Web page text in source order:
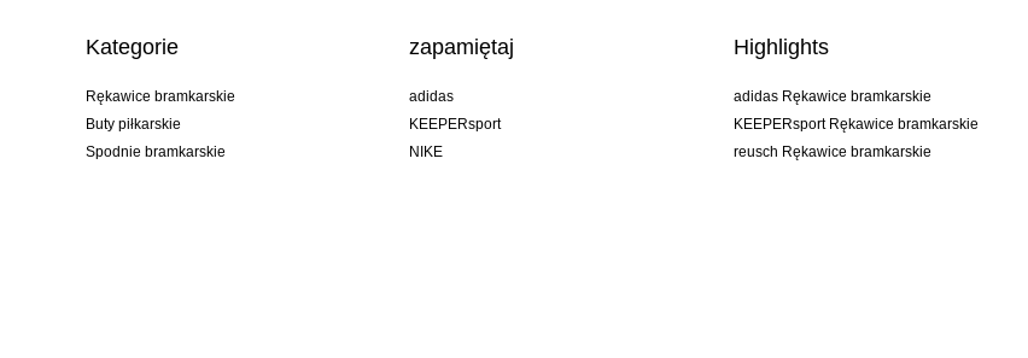
Kategorie
Rękawice bramkarskie
Buty piłkarskie
Spodnie bramkarskie
zapamiętaj
adidas
KEEPERsport
NIKE
Highlights
adidas Rękawice bramkarskie
KEEPERsport Rękawice bramkarskie
reusch Rękawice bramkarskie